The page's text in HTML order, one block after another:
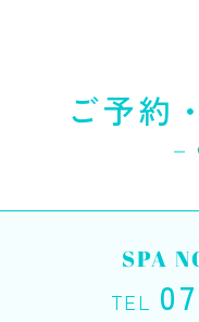
ご予約
SPA
TEL